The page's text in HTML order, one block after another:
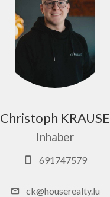
Christoph KRAUSE
Inhaber
691747579
ck@houserealty.lu